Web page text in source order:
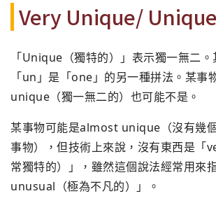
Very Unique/ Unique
「Unique（獨特的）」表示獨一無二
「un」是「one」的另一種拼法。某事
unique（獨一無二的）也可能不是。
某事物可能是almost unique（沒有幾
事物），但技術上來說，沒有東西是「
常獨特的）」，雖然這個說法經常用來
unusual（極為不凡的）」。